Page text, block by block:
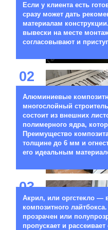
Если у клиента есть
сразу может дать
материалам
вывески на месте
согласовывают и
02
Алюминиевые
многослойный
состоит из внешних
полимерного ядра,
Преимущество
толщине до 6 мм и
его идеальным
03
Акрил, или оргстекло —
композитного
прозрачен или
пропускает и